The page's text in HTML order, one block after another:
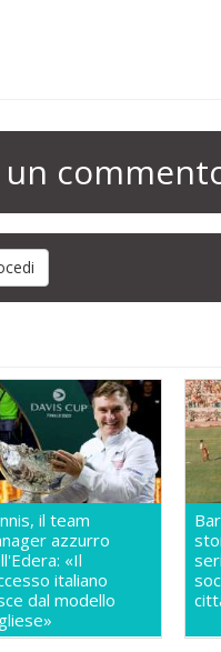
un
il team
azzurro
«Il
italiano
dal modello